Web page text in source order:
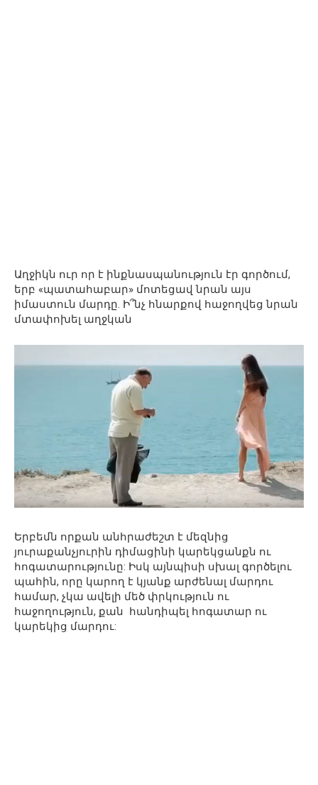
Աղջիկն ուր որ է ինքնասպանություն էր գործում,
երբ «պատահաբար» մոտեցավ նրան այս
իմաստուն մարդը. Ի՞նչ հնարքով հաջողվեց նրան
մտափոխել աղջկան
Երբեմն որքան անհրաժեշտ է մեզնից
յուրաքանչյուրին դիմացինի կարեկցանքն ու
հոգատարությունը: Իսկ այնպիսի սխալ գործելու
պահին, որը կարող է կյանք արժենալ մարդու
համար, չկա ավելի մեծ փրկություն ու
հաջողություն, քան հանդիպել հոգատար ու
կարեկից մարդու: